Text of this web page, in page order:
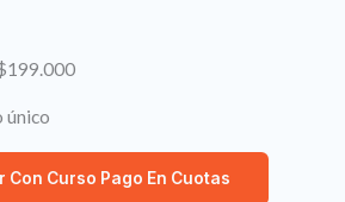
único
Con Curso Pago En Cuotas